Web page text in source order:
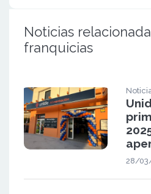
Noticias
franquicias
28/